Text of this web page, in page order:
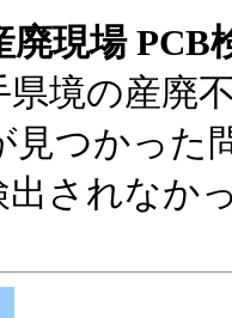
廃現場 PCB
境の産廃
見つかった
出されなか